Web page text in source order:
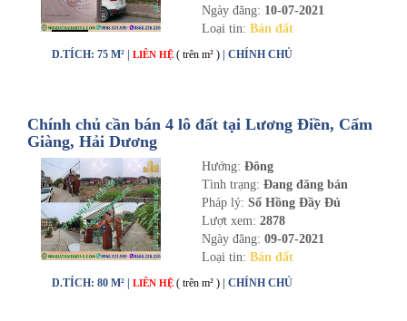
Ngày đăng: 10-07-2021
Loại tin: Bán đất
D.TÍCH: 75 M² | LIÊN HỆ ( trên m² ) | CHÍNH CHỦ
Chính chủ cần bán 4 lô đất tại Lương Điền, Cẩm
Giàng, Hải Dương
Hướng: Đông
Tình trạng: Đang đăng bán
Pháp lý: Sổ Hồng Đầy Đủ
Lượt xem: 2878
Ngày đăng: 09-07-2021
Loại tin: Bán đất
D.TÍCH: 80 M² | LIÊN HỆ ( trên m² ) | CHÍNH CHỦ